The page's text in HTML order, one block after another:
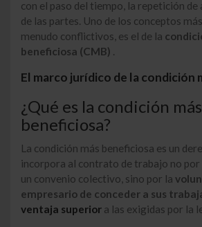
con el paso del tiempo, la repetición
de las partes. Uno de los conceptos
menudo conflictivos, es el de la
beneficiosa (CMB) .
El marco jurídico de la condición
¿Qué es la condición más
beneficiosa?
La condición más beneficiosa es un
incorpora al contrato de trabajo no por
un convenio colectivo, sino por la
empresario de conceder a sus
ventaja superior a las exigidas por la